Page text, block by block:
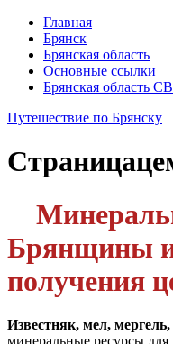
Главная
Брянск
Брянская область
Основные ссылки
Брянская область
Путешествие по Брянску
Страница
Брянщины
получения
Известняк, мел, мергель,